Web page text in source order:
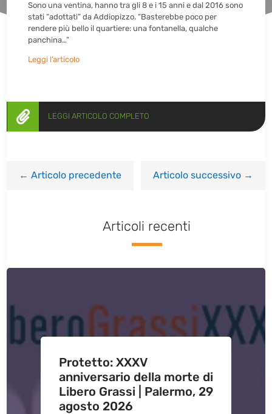
Sono una ventina, hanno tra gli 8 e i 15 anni e dal 2016 sono
stati “adottati” da Addiopizzo. “Basterebbe poco per
rendere più bello il quartiere: una fontanella, qualche
panchina…”
Leggi l’articolo
 LEGGI ARTICOLO COMPLETO
←Articolo precedente Articolo successivo→
Articoli recenti
Protetto: XXXV
anniversario della morte di
Libero Grassi | Palermo, 29
agosto 2026